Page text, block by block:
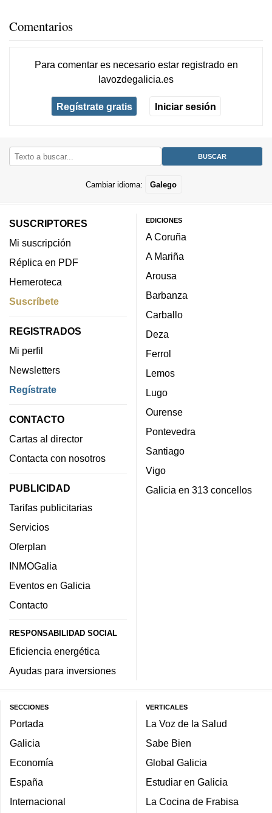
Comentarios
Para comentar es necesario estar registradoen
lavozdegalicia.es
Regístrate gratis Iniciar sesión
Cambiar idioma: Galego
SUSCRIPTORES
Mi suscripción
Réplica en PDF
Hemeroteca
Suscríbete
REGISTRADOS
Mi perfil
Newsletters
Regístrate
CONTACTO
Cartas al director
Contacta con nosotros
PUBLICIDAD
Tarifas publicitarias
Servicios
Oferplan
INMOGalia
Eventos en Galicia
Contacto
RESPONSABILIDAD SOCIAL
Eficiencia energética
Ayudas para inversiones
EDICIONES
A Coruña
A Mariña
Arousa
Barbanza
Carballo
Deza
Ferrol
Lemos
Lugo
Ourense
Pontevedra
Santiago
Vigo
Galicia en 313 concellos
SECCIONES
Portada
Galicia
Economía
España
Internacional
VERTICALES
La Voz de la Salud
Sabe Bien
Global Galicia
Estudiar en Galicia
La Cocina de Frabisa